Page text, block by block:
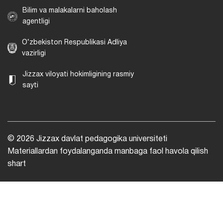
Bilim va malakalarni baholash
agentligi
O‘zbekiston Respublikasi Adliya
vazirligi
Jizzax viloyati hokimligining rasmiy
sayti
© 2026 Jizzax davlat pedagogika universiteti
Materiallardan foydalanganda manbaga faol havola qilish
shart